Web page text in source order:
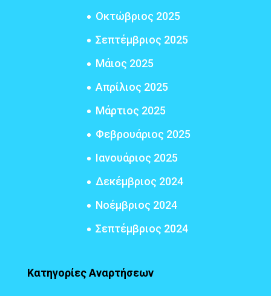
Οκτώβριος 2025
Σεπτέμβριος 2025
Μάιος 2025
Απρίλιος 2025
Μάρτιος 2025
Φεβρουάριος 2025
Ιανουάριος 2025
Δεκέμβριος 2024
Νοέμβριος 2024
Σεπτέμβριος 2024
Κατηγορίες Αναρτήσεων